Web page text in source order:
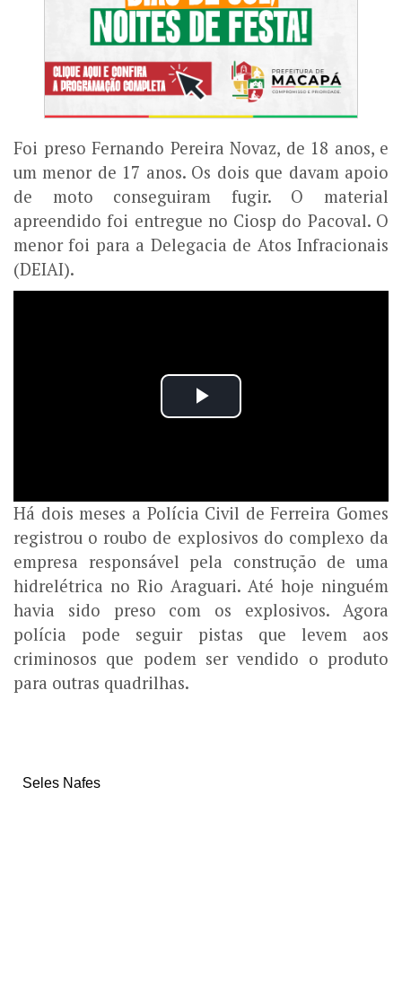
Foi preso Fernando Pereira Novaz, de 18 anos, e
um menor de 17 anos. Os dois que davam apoio
de moto conseguiram fugir. O material
apreendido foi entregue no Ciosp do Pacoval. O
menor foi para a Delegacia de Atos Infracionais
(DEIAI).
Há dois meses a Polícia Civil de Ferreira Gomes
registrou o roubo de explosivos do complexo da
empresa responsável pela construção de uma
hidrelétrica no Rio Araguari. Até hoje ninguém
havia sido preso com os explosivos. Agora
polícia pode seguir pistas que levem aos
criminosos que podem ser vendido o produto
para outras quadrilhas.
Seles Nafes